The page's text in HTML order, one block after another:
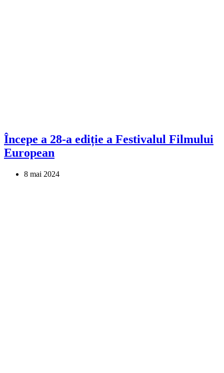
Începe a 28-a ediție a Festivalul Filmului
European
8 mai 2024